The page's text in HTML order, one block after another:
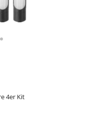
Element 1
zu Element 2
zu Element 3
zu Element 4
zu Element 5
Gehe zu Element 6
4er Kit